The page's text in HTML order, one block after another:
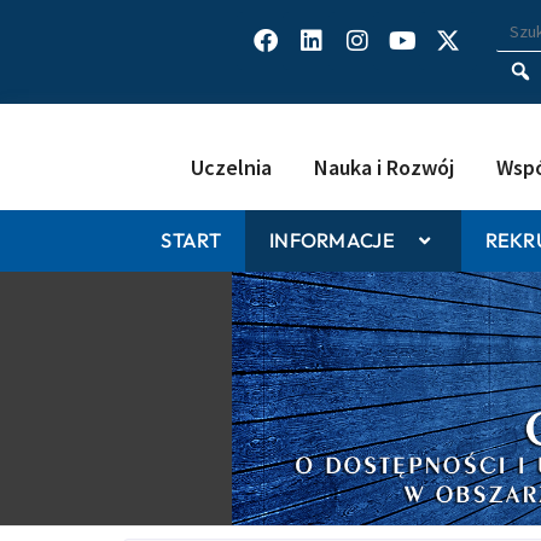
Facebook
LinkedinInstagram
Youtube
X-
twitter
Uczelnia Nauka i Rozwój
START INFORMACJE